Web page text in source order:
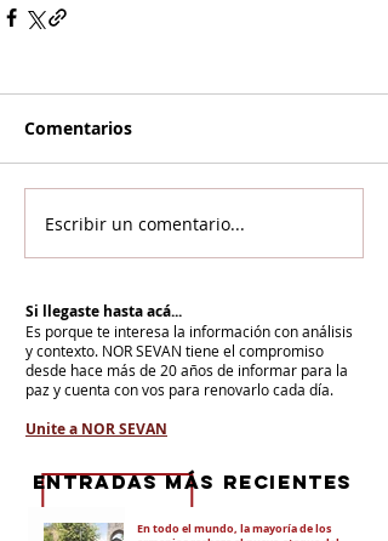
Comentarios
Escribir un comentario...
Si llegaste hasta acá...
Es porque te interesa la información con análisis
y contexto. NOR SEVAN tiene el compromiso
desde hace más de 20 años de informar para la
paz y cuenta con vos para renovarlo cada día.
Unite a NOR SEVAN
En todo el mundo, la mayoría de los
eNTRADAS MÁS RECIENTES